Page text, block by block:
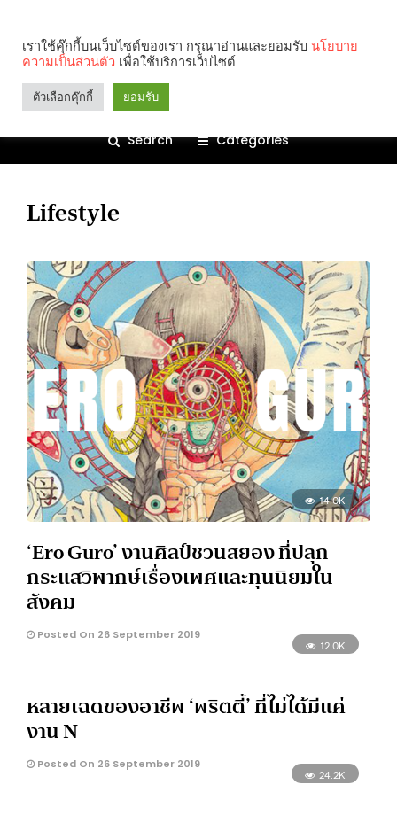
Search Categories
Lifestyle
14.0K
‘Ero Guro’ งานศิลป์ชวนสยอง ที่ปลุก
กระแสวิพากษ์เรื่องเพศและทุนนิยมใน
สังคม
Posted On 26 September 2019
12.0K
หลายเฉดของอาชีพ ‘พริตตี้’ ที่ไม่ได้มีแค่
งาน N
Posted On 26 September 2019
24.2K
เราใช้คุ๊กกี้บนเว็บไซต์ของเรา กรุณาอ่านและยอมรับ นโยบาย
ความเป็นส่วนตัว เพื่อใช้บริการเว็บไซต์
ตัวเลือกคุ๊กกี้ ยอมรับ